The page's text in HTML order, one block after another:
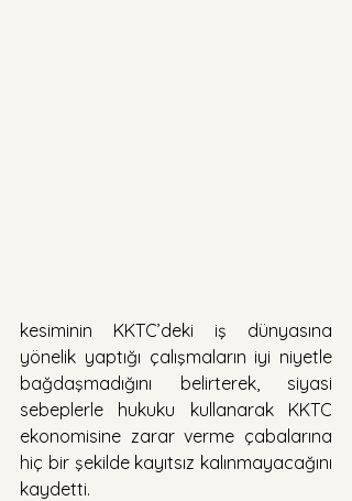
kesiminin KKTC’deki iş dünyasına
yönelik yaptığı çalışmaların iyi niyetle
bağdaşmadığını belirterek, siyasi
sebeplerle hukuku kullanarak KKTC
ekonomisine zarar verme çabalarına
hiç bir şekilde kayıtsız kalınmayacağını
kaydetti.